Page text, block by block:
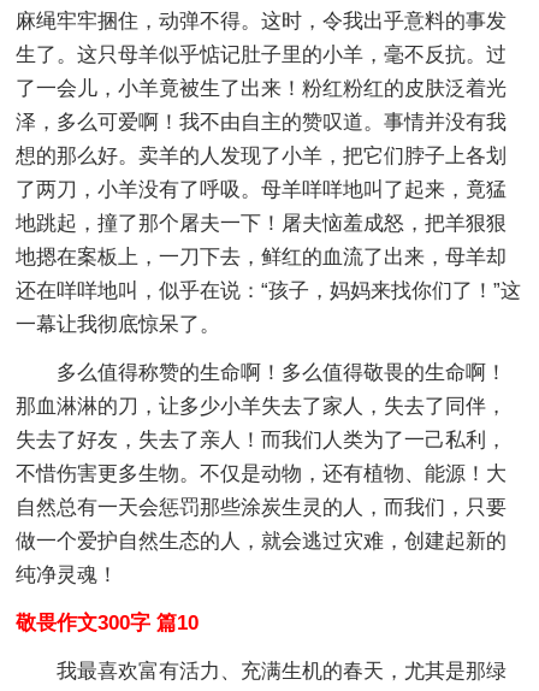
麻绳牢牢捆住，动弹不得。这时，令我出乎意料的事发
生了。这只母羊似乎惦记肚子里的小羊，毫不反抗。过
了一会儿，小羊竟被生了出来！粉红粉红的皮肤泛着光
泽，多么可爱啊！我不由自主的赞叹道。事情并没有我
想的那么好。卖羊的人发现了小羊，把它们脖子上各划
了两刀，小羊没有了呼吸。母羊咩咩地叫了起来，竟猛
地跳起，撞了那个屠夫一下！屠夫恼羞成怒，把羊狠狠
地摁在案板上，一刀下去，鲜红的血流了出来，母羊却
还在咩咩地叫，似乎在说：“孩子，妈妈来找你们了！”这
一幕让我彻底惊呆了。
多么值得称赞的生命啊！多么值得敬畏的生命啊！
那血淋淋的刀，让多少小羊失去了家人，失去了同伴，
失去了好友，失去了亲人！而我们人类为了一己私利，
不惜伤害更多生物。不仅是动物，还有植物、能源！大
自然总有一天会惩罚那些涂炭生灵的人，而我们，只要
做一个爱护自然生态的人，就会逃过灾难，创建起新的
纯净灵魂！
敬畏作文300字 篇10
我最喜欢富有活力、充满生机的春天，尤其是那绿